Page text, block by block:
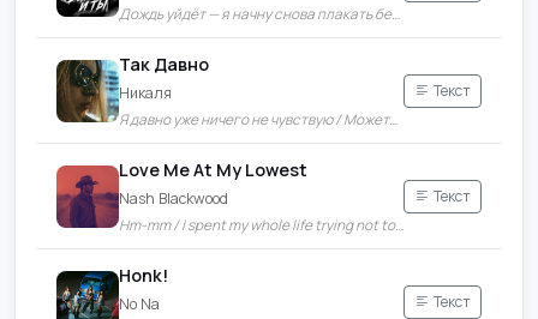
Дождь уйдёт — я начну снова плакать без тебя / Ночь зовёт, но в ответ лишь пустота и тишина
Так Давно
Никаля
Я давно уже ничего не чувствую / Можете мне продать любовь или боль
Текст
Love Me At My Lowest
Nash Blackwood
Hm-mm / I spent my whole life trying not to break
Текст
Honk!
No Na
Текст